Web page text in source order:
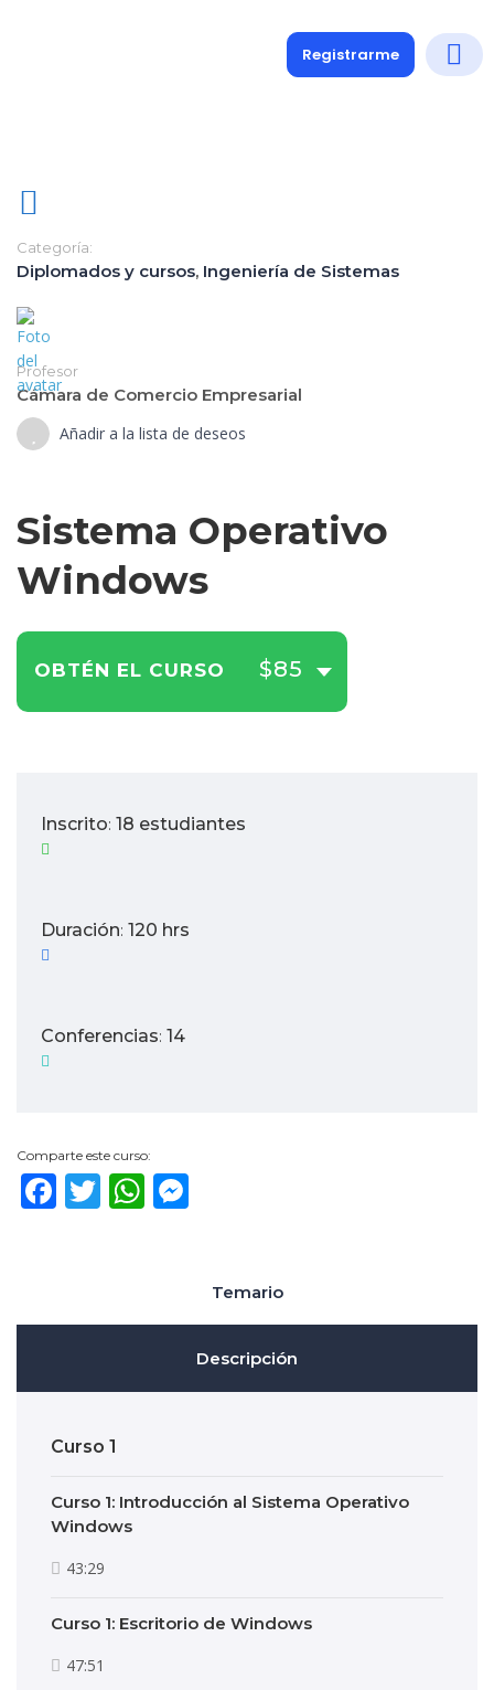
Registrarme
Categoría:
Diplomados y cursos, Ingeniería de Sistemas
Profesor
Cámara de Comercio Empresarial
Añadir a la lista de deseos
Sistema Operativo
Windows
OBTÉN EL CURSO $85
Inscrito: 18 estudiantes
Duración: 120 hrs
Conferencias: 14
Comparte este curso:
Facebook
TwitterWhatsApp
Temario
Descripción
Curso 1
Curso 1: Introducción al Sistema Operativo
Windows
43:29
Curso 1: Escritorio de Windows
47:51